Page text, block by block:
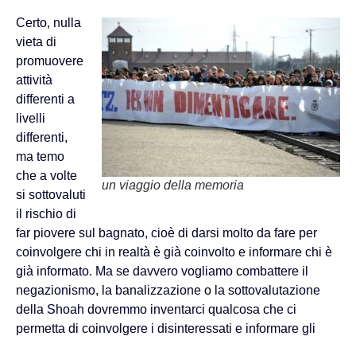
un viaggio della memoria
Certo, nulla
vieta di
promuovere
attività
differenti a
livelli
differenti,
ma temo
che a volte
si sottovaluti
il rischio di
far piovere sul bagnato, cioè di darsi molto da fare per
coinvolgere chi in realtà è già coinvolto e informare chi è
già informato. Ma se davvero vogliamo combattere il
negazionismo, la banalizzazione o la sottovalutazione
della Shoah dovremmo inventarci qualcosa che ci
permetta di coinvolgere i disinteressati e informare gli